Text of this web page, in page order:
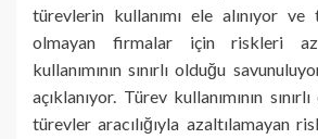
türevlerin kullanımı ele alınıyor
olmayan firmalar için riskleri
kullanımının sınırlı olduğu
açıklanıyor. Türev kullanımının
türevler aracılığıyla azaltılamayan